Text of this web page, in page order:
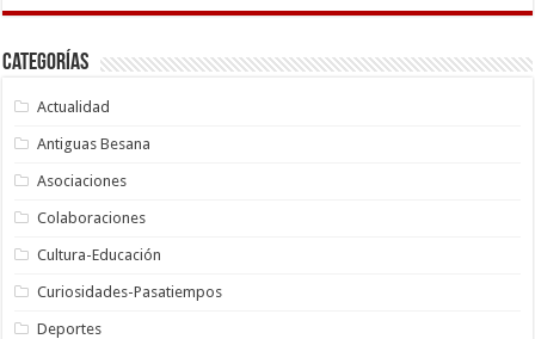
Categorías
Actualidad
Antiguas Besana
Asociaciones
Colaboraciones
Cultura-Educación
Curiosidades-Pasatiempos
Deportes